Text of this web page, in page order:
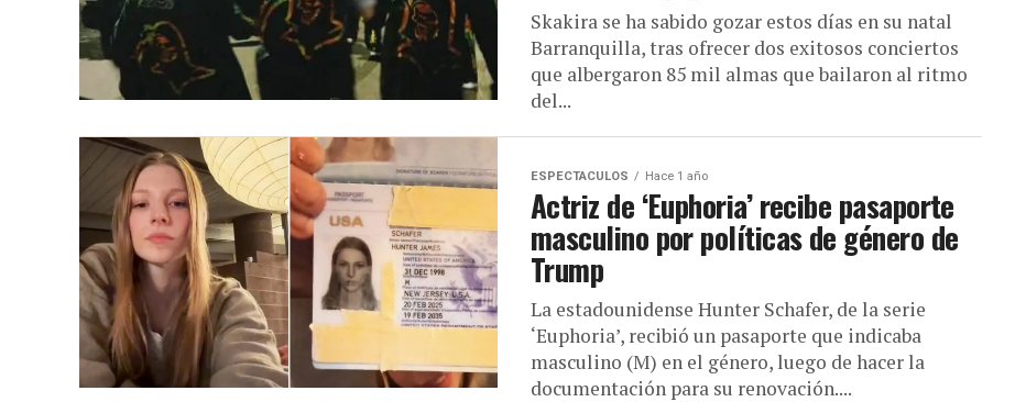
Skakira se ha sabido gozar estos días en su natal
Barranquilla, tras ofrecer dos exitosos conciertos
que albergaron 85 mil almas que bailaron al ritmo
del...
ESPECTACULOS Hace 1 año
Actriz de ‘Euphoria’ recibe pasaporte
masculino por políticas de género de
Trump
La estadounidense Hunter Schafer, de la serie
‘Euphoria’, recibió un pasaporte que indicaba
masculino (M) en el género, luego de hacer la
documentación para su renovación....